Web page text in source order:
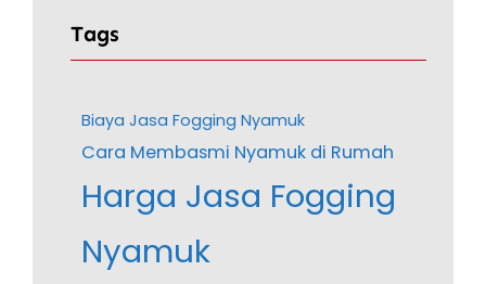
Tags
Biaya Jasa Fogging Nyamuk
Cara Membasmi Nyamuk di Rumah
Harga Jasa Fogging
Nyamuk